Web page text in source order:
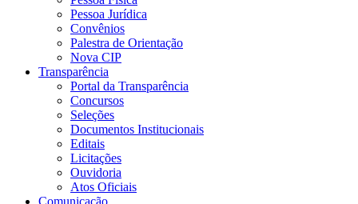
Pessoa Jurídica
Convênios
Palestra de Orientação
Nova CIP
Transparência
Portal da Transparência
Concursos
Seleções
Documentos Institucionais
Editais
Licitações
Ouvidoria
Atos Oficiais